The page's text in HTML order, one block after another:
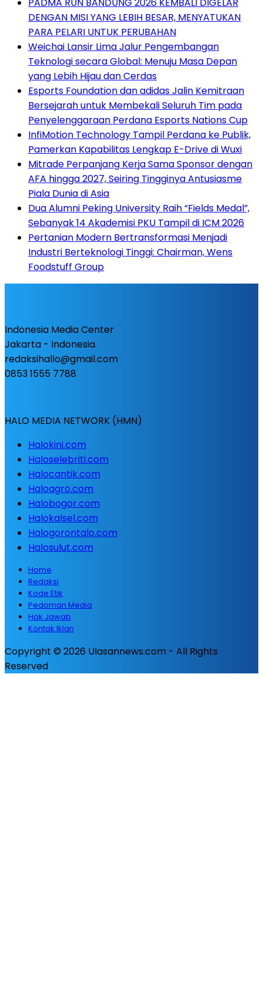
DENGAN MISI YANG LEBIH BESAR, MENYATUKAN
PARA PELARI UNTUK PERUBAHAN
Weichai Lansir Lima Jalur Pengembangan
Teknologi secara Global: Menuju Masa Depan
yang Lebih Hijau dan Cerdas
Esports Foundation dan adidas Jalin Kemitraan
Bersejarah untuk Membekali Seluruh Tim pada
Penyelenggaraan Perdana Esports Nations Cup
InfiMotion Technology Tampil Perdana ke Publik,
Pamerkan Kapabilitas Lengkap E-Drive di Wuxi
Mitrade Perpanjang Kerja Sama Sponsor dengan
AFA hingga 2027, Seiring Tingginya Antusiasme
Piala Dunia di Asia
Dua Alumni Peking University Raih “Fields Medal”,
Sebanyak 14 Akademisi PKU Tampil di ICM 2026
Pertanian Modern Bertransformasi Menjadi
Industri Berteknologi Tinggi: Chairman, Wens
Foodstuff Group
Indonesia Media Center
Jakarta - Indonesia.
redaksihallo@gmail.com
0853 1555 7788
HALO MEDIA NETWORK (HMN)
Halokini.com
Haloselebriti.com
Halocantik.com
Haloagro.com
Halobogor.com
Halokalsel.com
Halogorontalo.com
Halosulut.com
Home
Redaksi
Kode Etik
Pedoman Media
Hak Jawab
Kontak Iklan
Copyright © 2026 Ulasannews.com - All Rights
Reserved